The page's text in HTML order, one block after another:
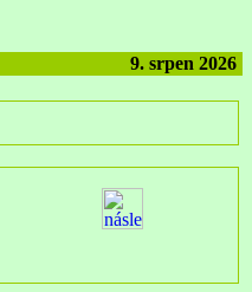
9. srpen 2026